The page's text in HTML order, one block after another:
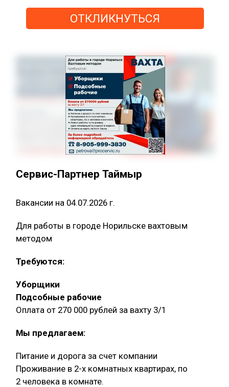
ОТКЛИКНУТЬСЯ
Сервис-Партнер Таймыр
Вакансии на 04.07.2026 г.
Для работы в городе Норильске вахтовым
методом
Требуются:
Уборщики
Подсобные рабочие
Оплата от 270 000 рублей за вахту 3/1
Мы предлагаем:
Питание и дорога за счет компании
Проживание в 2-х комнатных квартирах, по
2 человека в комнате.